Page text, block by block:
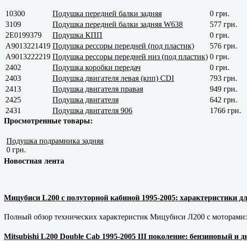
10300 Подушка передней балки задняя
0 грн.
3109
Подушка передней балки задняя W638
577 грн.
2E0199379
Подушка КПП
0 грн.
A9013221419 Подушка рессоры передней (под пластик)
576 грн.
A9013222219 Подушка рессоры передней низ (под пластик) 0 грн.
2402
Подушка коробки передач
0 грн.
2403
Подушка двигателя левая (кпп) CDI
793 грн.
2413
Подушка двигателя правая
949 грн.
2425
Подушка двигателя
642 грн.
2431
Подушка двигателя 906
1766 грн.
Просмотренные товары:
Подушка подрамника задняя
0 грн.
Новостная лента
Мицубиси L200 с полуторной кабиной 1995-2005: характеристики
Полный обзор технических характеристик Мицубиси Л200 с
Mitsubishi L200 Double Cab 1995-2005 III поколение: бензиновый и